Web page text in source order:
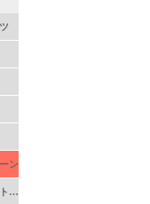
ン
爪付ストーン・ディッシュ付ストーン